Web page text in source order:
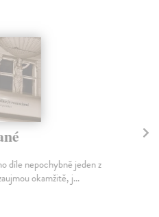
díle nepochybně jeden z
okamžitě, j...